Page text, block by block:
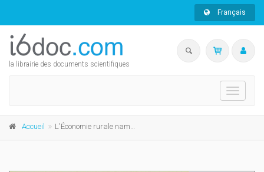
Français
la librairie des documents scientifiques
Toggle
Accueil L'Économie rurale namuroise au bas Moyen Âge. Tome III : Les hommes - Le commun